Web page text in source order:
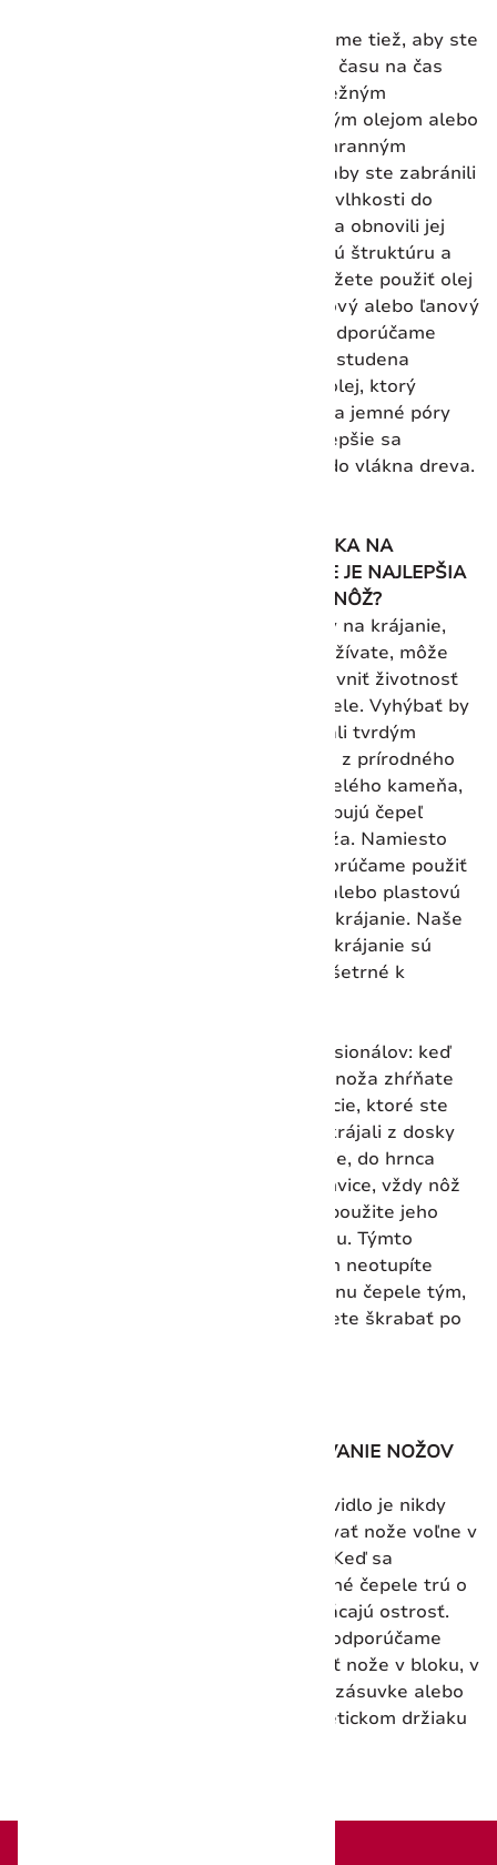
Odporúčame tiež, aby ste
rukoväť z času na čas
ošetrili bežným
kuchynským olejom alebo
naším ochranným
voskom, aby ste zabránili
vniknutiu vlhkosti do
rukoväte a obnovili jej
prirodzenú štruktúru a
farbu. Môžete použiť olej
ako repkový alebo ľanový
a najmä odporúčame
použiť za studena
lisovaný olej, ktorý
neupcháva jemné póry
dreva a lepšie sa
dostane do vlákna dreva.
AKÁ DOSKA NA
KRÁJANIE JE NAJLEPŠIA
PRE VÁŠ NÔŽ?
Typ dosky na krájanie,
ktorú používate, môže
tiež ovplyvniť životnosť
vašej čepele. Vyhýbať by
ste sa mali tvrdým
povrchom z prírodného
alebo umelého kameňa,
ktoré otupujú čepeľ
vášho noža. Namiesto
toho odporúčame použiť
drevenú alebo plastovú
dosku na krájanie. Naše
dosky na krájanie sú
obzvlášť šetrné k
Tip profesionálov: keď
pomocou noža zhŕňate
ingrediencie, ktoré ste
práve nakrájali z dosky
na krájanie, do hrnca
alebo panvice, vždy nôž
otočte a použite jeho
tupú hranu. Týmto
spôsobom neotupíte
reznú hranu čepele tým,
že ju budete škrabať po
SKLADOVANIE NOŽOV
Zlaté pravidlo je nikdy
neskladovať nože voľne v
zásuvke. Keď sa
nechránené čepele trú o
seba, strácajú ostrosť.
Dôrazne odporúčame
uchovávať nože v bloku, v
držiaku v zásuvke alebo
na magnetickom držiaku